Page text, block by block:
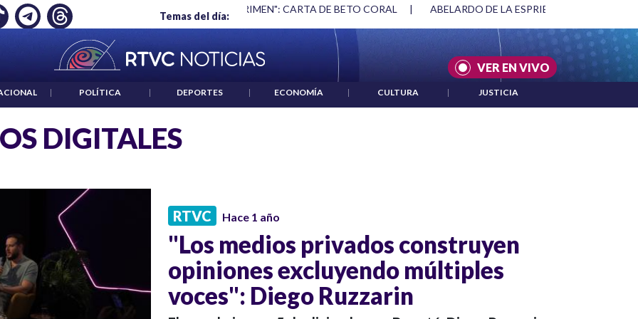
Temas del día:
EMPLEO: JP MORGAN "HABLAR NO ES UN CRIMEN": CARTA DE BETO CORAL | ABELARDO DE LA ESPRIELLA Y DMG
VER EN VIVO
| POLÍTICA | DEPORTES | ECONOMÍA | CULTURA | JUSTICIA
DIGITALES
RTVC Hace 1 año
"Los medios privados construyen
opiniones excluyendo múltiples
voces": Diego Ruzzarin